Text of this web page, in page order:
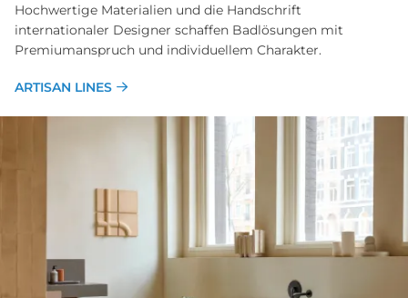
Hochwertige Materialien und die Handschrift
internationaler Designer schaffen Badlösungen mit
Premiumanspruch und individuellem Charakter.
ARTISAN LINES